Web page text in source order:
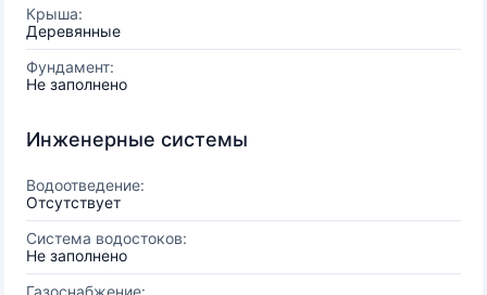
Крыша:
Деревянные
Фундамент:
Не заполнено
Инженерные системы
Водоотведение:
Отсутствует
Система водостоков:
Не заполнено
Газоснабжение: